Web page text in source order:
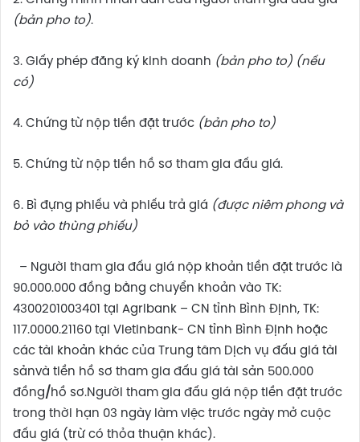
(bản pho to).
3. Giấy phép đăng ký kinh doanh (bản pho to) (nếu
có)
4. Chứng từ nộp tiền đặt trước (bản pho to)
5. Chứng từ nộp tiền hồ sơ tham gia đấu giá.
6. Bì đựng phiếu và phiếu trả giá (được niêm phong và
bỏ vào thùng phiếu)
– Người tham gia đấu giá nộp khoản tiền đặt trước là
90.000.000 đồng bằng chuyển khoản vào TK:
4300201003401 tại Agribank – CN tỉnh Bình Định, TK:
117.0000.21160 tại Vietinbank- CN tỉnh Bình Định hoặc
các tài khoản khác của Trung tâm Dịch vụ đấu giá tài
sảnvà tiền hồ sơ tham gia đấu giá tài sản 500.000
đồng/hồ sơ.Người tham gia đấu giá nộp tiền đặt trước
trong thời hạn 03 ngày làm việc trước ngày mở cuộc
đấu giá (trừ có thỏa thuận khác).